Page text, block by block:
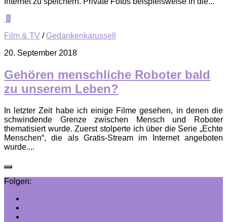
0
Film & TV / Gedankenkarussell
20. September 2018
Gehören menschliche Roboter bald
zu unserem Leben?
In letzter Zeit habe ich einige Filme gesehen, in denen die
schwindende Grenze zwischen Mensch und Roboter
thematisiert wurde. Zuerst stolperte ich über die Serie „Echte
Menschen“, die als Gratis-Stream im Internet angeboten
wurde....
Folgen: